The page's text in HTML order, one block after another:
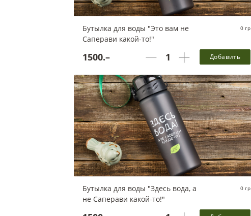
Белки - 0 г, Жиры - 0 г, Углеводы - 0 г, 0 ккал в одной
Бутылка для воды "Это вам не
Саперави какой-то!"
0 гр
1500.– Добавить
Бутылка для воды "Здесь вода, а
не Саперави какой-то!"
0 гр